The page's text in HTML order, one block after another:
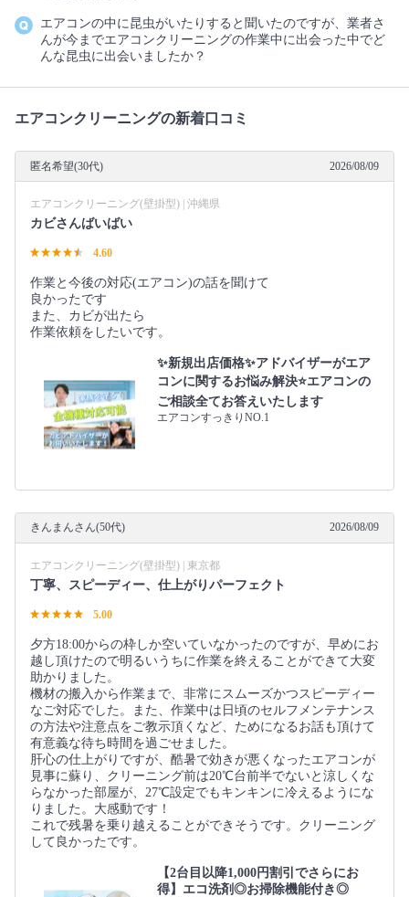
エアコンの中に昆虫がいたりすると聞いたのですが、業者さ
んが今までエアコンクリーニングの作業中に出会った中でど
んな昆虫に出会いましたか？
エアコンクリーニングの新着口コミ
匿名希望(30代) 2026/08/09
エアコンクリーニング(壁掛型) | 沖縄県
カビさんばいばい
4.60
作業と今後の対応(エアコン)の話を聞けて
良かったです
また、カビが出たら
作業依頼をしたいです。
✨新規出店価格✨アドバイザーがエア
コンに関するお悩み解決⭐エアコンの
ご相談全てお答えいたします
エアコンすっきりNO.1
きんまんさん(50代) 2026/08/09
エアコンクリーニング(壁掛型) | 東京都
丁寧、スピーディー、仕上がりパーフェクト
5.00
夕方18:00からの枠しか空いていなかったのですが、早めにお
越し頂けたので明るいうちに作業を終えることができて大変
助かりました。
機材の搬入から作業まで、非常にスムーズかつスピーディー
なご対応でした。また、作業中は日頃のセルフメンテナンス
の方法や注意点をご教示頂くなど、ためになるお話も頂けて
有意義な待ち時間を過ごせました。
肝心の仕上がりですが、酷暑で効きが悪くなったエアコンが
見事に蘇り、クリーニング前は20℃台前半でないと涼しくな
らなかった部屋が、27℃設定でもキンキンに冷えるようにな
りました。大感動です！
これで残暑を乗り越えることができそうです。クリーニング
して良かったです。
【2台目以降1,000円割引でさらにお
得】エコ洗剤◎お掃除機能付き◎